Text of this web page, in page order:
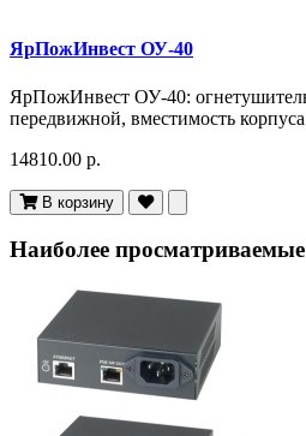
ЯрПожИнвест ОУ-40
ЯрПожИнвест ОУ-40:
передвижной, вместимость
14810.00 р.
В корзину
Наиболее просматриваемые